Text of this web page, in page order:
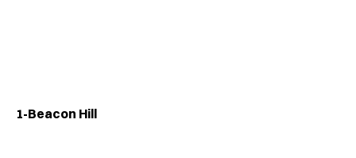
1-Beacon Hill